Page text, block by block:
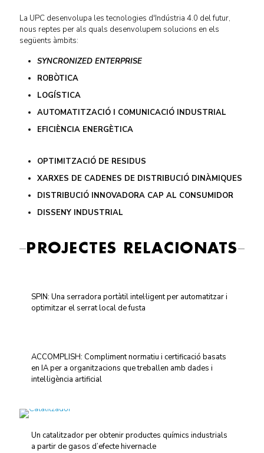
La UPC desenvolupa les tecnologies d'Indústria 4.0 del futur,
nous reptes per als quals desenvolupem solucions en els
següents àmbits:
SYNCRONIZED ENTERPRISE
ROBÒTICA
LOGÍSTICA
AUTOMATITZACIÓ I COMUNICACIÓ INDUSTRIAL
EFICIÈNCIA ENERGÈTICA
OPTIMITZACIÓ DE RESIDUS
XARXES DE CADENES DE DISTRIBUCIÓ DINÀMIQUES
DISTRIBUCIÓ INNOVADORA CAP AL CONSUMIDOR
DISSENY INDUSTRIAL
PROJECTES RELACIONATS
SPIN: Una serradora portàtil intel·ligent per automatitzar i
optimitzar el serrat local de fusta
ACCOMPLISH: Compliment normatiu i certificació basats
en IA per a organitzacions que treballen amb dades i
intel·ligència artificial
Un catalitzador per obtenir productes químics industrials
a partir de gasos d’efecte hivernacle